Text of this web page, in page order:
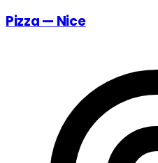
Pizza — Nice